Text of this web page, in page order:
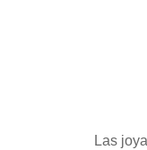
Las